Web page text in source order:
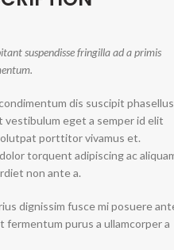
suspendisse fringilla ad a primis
dis suscipit phasellus
eget a semper id elit
porttitor vivamus et.
torquent adipiscing ac
non ante a.
dignissim fusce mi posuere
purus a ullamcorper a